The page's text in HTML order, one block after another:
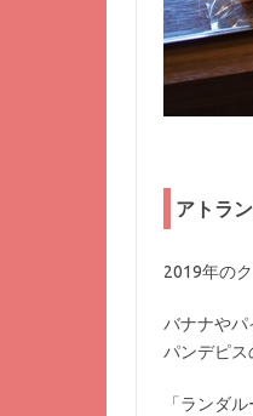
アトラ
2019年の
バナナやパ
パンデピス
「ランダ